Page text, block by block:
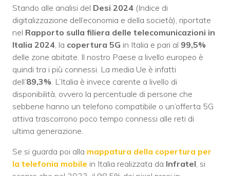
Stando alle analisi del Desi 2024 (Indice di
digitalizzazione dell’economia e della società), riportate
nel Rapporto sulla filiera delle telecomunicazioni in
Italia 2024, la copertura 5G in Italia e pari al 99,5%
delle zone abitate. Il nostro Paese a livello europeo è
quindi tra i più connessi. La media Ue è infatti
dell’89,3%. L’Italia è invece carente a livello di
disponibilità, ovvero la percentuale di persone che
sebbene hanno un telefono compatibile o un’offerta 5G
attiva trascorrono poco tempo connessi alle reti di
ultima generazione.
Se si guarda poi alla mappatura della copertura per
la telefonia mobile in Italia realizzata da Infratel, si